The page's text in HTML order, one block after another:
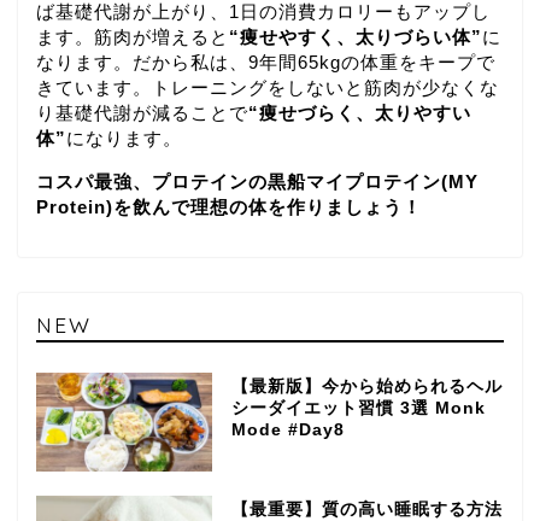
ば基礎代謝が上がり、1日の消費カロリーもアップし
ます。筋肉が増えると “痩せやすく、太りづらい体”に
なります。だから私は、9年間65kgの体重をキープで
きています。トレーニングをしないと筋肉が少なくな
り基礎代謝が減ることで“痩せづらく、太りやすい
体”になります。
コスパ最強、プロテインの黒船マイプロテイン(MY
Protein)を飲んで理想の体を作りましょう！
NEW
【最新版】今から始められるヘル
シーダイエット習慣 3選 Monk
Mode #Day8
【最重要】質の高い睡眠する方法